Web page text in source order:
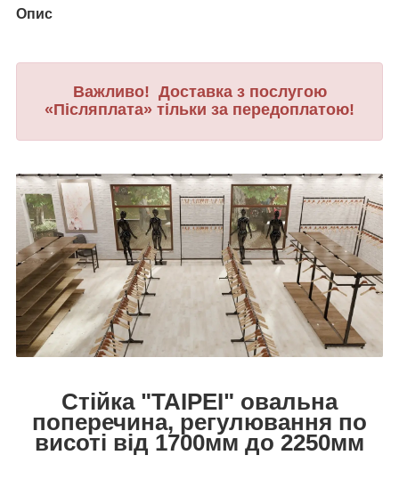
Опис
Важливо! Доставка з послугою
«Післяплата» тільки за передоплатою!
Стійка "TAIPEI" овальна
поперечина, регулювання по
висоті від 1700мм до 2250мм